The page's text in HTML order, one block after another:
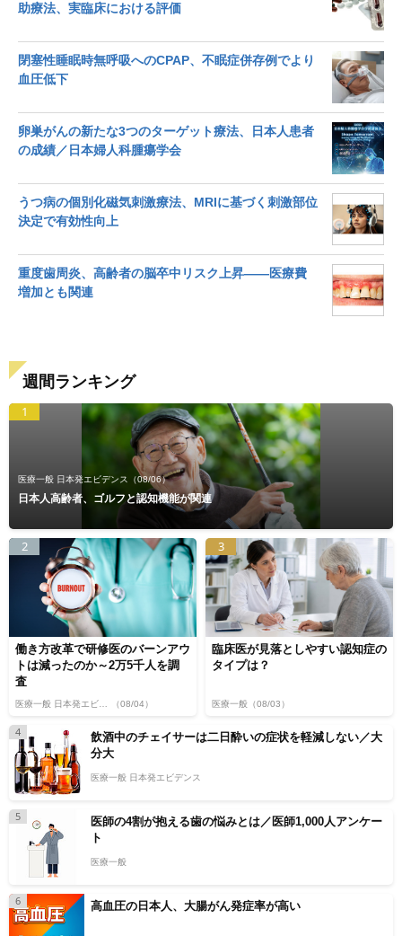
助療法、実臨床における評価
閉塞性睡眠時無呼吸へのCPAP、不眠症併存例でより
血圧低下
卵巣がんの新たな3つのターゲット療法、日本人患者
の成績／日本婦人科腫瘍学会
うつ病の個別化磁気刺激療法、MRIに基づく刺激部位
決定で有効性向上
重度歯周炎、高齢者の脳卒中リスク上昇――医療費
増加とも関連
週間ランキング
1
医療一般 日本発エビデンス （08/06）
日本人高齢者、ゴルフと認知機能が関連
2
働き方改革で研修医のバーンアウ
トは減ったのか～2万5千人を調
査
（08/04）
3
臨床医が見落としやすい認知症の
タイプは？
医療一般 （08/03）
4
飲酒中のチェイサーは二日酔いの症状を軽減しない／大
分大
医療一般 日本発エビデンス
5
医師の4割が抱える歯の悩みとは／医師1,000人アンケー
ト
医療一般
6 高血圧の日本人、大腸がん発症率が高い